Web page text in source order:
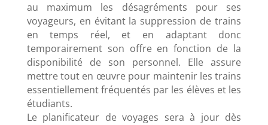
au maximum les désagréments pour ses
voyageurs, en évitant la suppression de trains
en temps réel, et en adaptant donc
temporairement son offre en fonction de la
disponibilité de son personnel. Elle assure
mettre tout en œuvre pour maintenir les trains
essentiellement fréquentés par les élèves et les
étudiants.
Le planificateur de voyages sera à jour dès